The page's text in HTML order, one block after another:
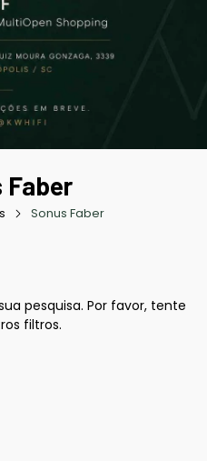
Faber
Sonus Faber
pesquisa. Por favor, tente
filtros.